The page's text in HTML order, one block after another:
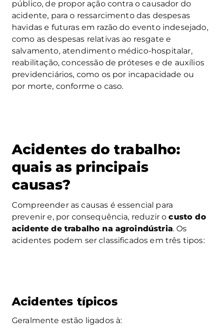
público, de propor ação contra o causador do
acidente, para o ressarcimento das despesas
havidas e futuras em razão do evento indesejado,
como as despesas relativas ao resgate e
salvamento, atendimento médico-hospitalar,
reabilitação, concessão de próteses e de auxílios
previdenciários, como os por incapacidade ou
por morte, conforme o caso.
Acidentes do trabalho:
quais as principais
causas?
Compreender as causas é essencial para
prevenir e, por consequência, reduzir ocusto do
acidente de trabalho na agroindústria. Os
acidentes podem ser classificados em três tipos:
Acidentes típicos
Geralmente estão ligados à: